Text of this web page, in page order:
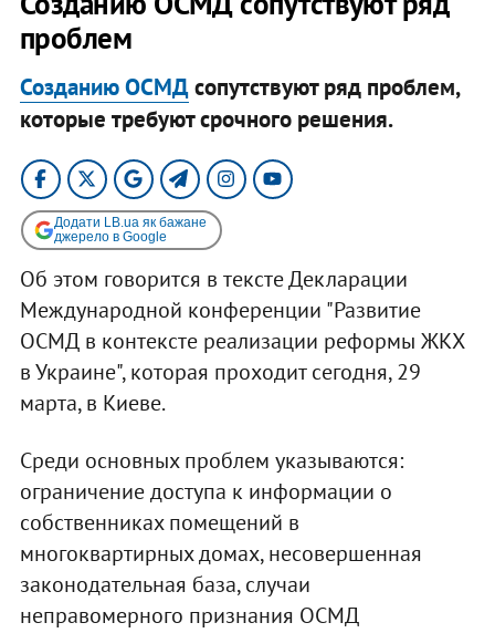
проблем
Созданию ОСМДсопутствуют ряд проблем,
которые требуют срочного решения.
Додати LB.ua як бажане
джерело в Google
Об этом говорится в тексте Декларации
Международной конференции "Развитие
ОСМД в контексте реализации реформы ЖКХ
в Украине", которая проходит сегодня, 29
марта, в Киеве.
Среди основных проблем указываются:
ограничение доступа к информации о
собственниках помещений в
многоквартирных домах, несовершенная
законодательная база, случаи
неправомерного признания ОСМД